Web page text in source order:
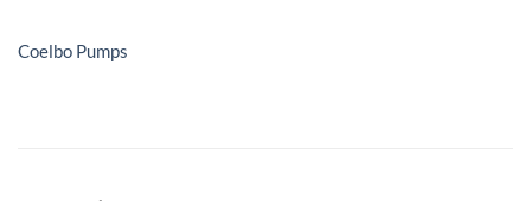
Coelbo Pumps